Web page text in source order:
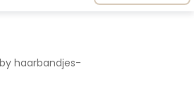
haarbandjes-